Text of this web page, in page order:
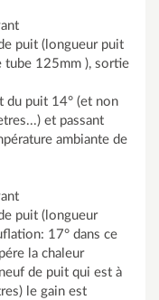
puit (longueur puit
tube 125mm ), sortie
du puit 14° (et non
et passant
ambiante de
puit (longueur
17° dans ce
la chaleur
de puit qui est à
le gain est